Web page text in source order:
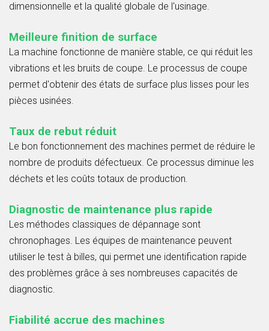
dimensionnelle et la qualité globale de l'usinage.
Meilleure finition de surface
La machine fonctionne de manière stable, ce qui réduit les
vibrations et les bruits de coupe. Le processus de coupe
permet d'obtenir des états de surface plus lisses pour les
pièces usinées.
Taux de rebut réduit
Le bon fonctionnement des machines permet de réduire le
nombre de produits défectueux. Ce processus diminue les
déchets et les coûts totaux de production.
Diagnostic de maintenance plus rapide
Les méthodes classiques de dépannage sont
chronophages. Les équipes de maintenance peuvent
utiliser le test à billes, qui permet une identification rapide
des problèmes grâce à ses nombreuses capacités de
diagnostic.
Fiabilité accrue des machines